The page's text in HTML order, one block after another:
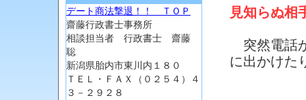
見知らぬ相
突然電話
に出かけた
デート商法撃退！！ ＴＯＰ
齋藤行政書士事務所
相談担当者 行政書士 齋藤
聡
新潟県胎内市東川内１８０
ＴＥＬ・ＦＡＸ（０２５４）４
３－２９２８